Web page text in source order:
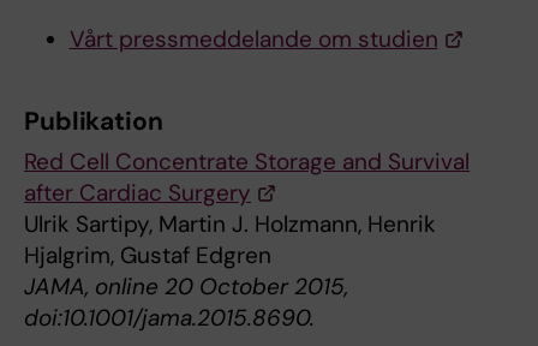
Vårt pressmeddelande om studien
Publikation
Red Cell Concentrate Storage and Survival
after Cardiac Surgery
Ulrik Sartipy, Martin J. Holzmann, Henrik
Hjalgrim, Gustaf Edgren
JAMA, online 20 October 2015,
doi:10.1001/jama.2015.8690.